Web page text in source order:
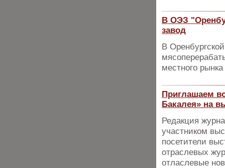
В ОЭЗ
завод
В
местного
Приглашаем
Бакалея» на
Редакция
участником
посетители
отраслевых
отласлевые